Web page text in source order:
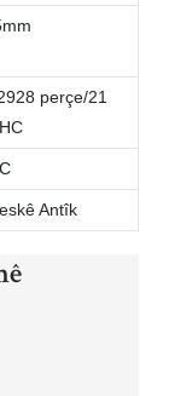
perçe/21
Antîk